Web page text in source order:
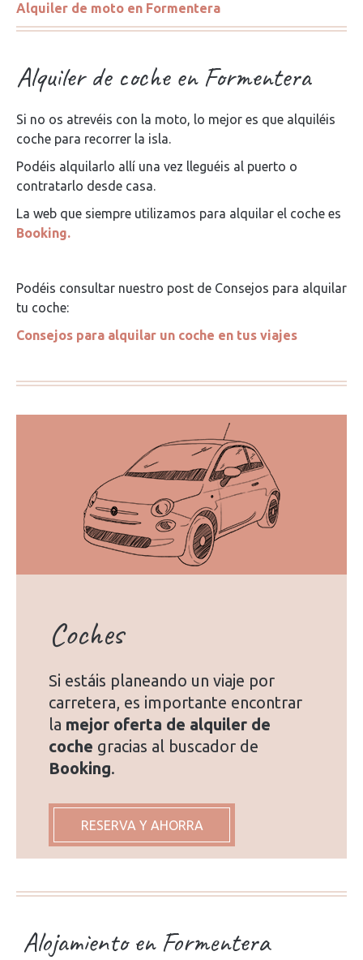
Alquiler de moto en Formentera
Alquiler de coche en Formentera
Si no os atrevéis con la moto, lo mejor es que alquiléis
coche para recorrer la isla.
Podéis alquilarlo allí una vez lleguéis al puerto o
contratarlo desde casa.
La web que siempre utilizamos para alquilar el coche es
Booking.
Podéis consultar nuestro post de Consejos para alquilar
tu coche:
Consejos para alquilar un coche en tus viajes
Coches
Si estáis planeando un viaje por
carretera, es importante encontrar
la mejor oferta de alquiler de
coche gracias al buscador de
Booking.
RESERVA Y AHORRA
Alojamiento en Formentera